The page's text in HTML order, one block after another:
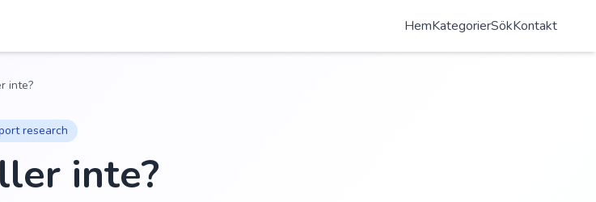
HemKategorierSökKontakt
inte?
research
inte?